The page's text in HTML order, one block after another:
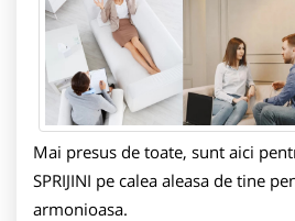
Mai presus de toate, sunt aici
SPRIJINI pe calea aleasa de tine
armonioasa.